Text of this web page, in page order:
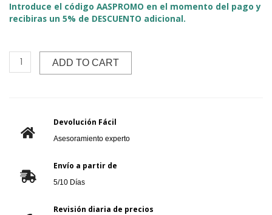
Introduce el código AASPROMO en el momento del pago y
recibiras un 5% de DESCUENTO adicional.
ADD TO CART
Devolución Fácil
Asesoramiento experto
Envío a partir de
5/10 Días
Revisión diaria de precios